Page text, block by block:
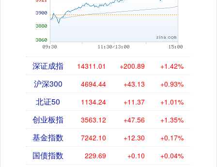
深证成指 14311.01 +200.89 +1.42%
沪深300 4694.44 +43.13 +0.93%
北证50 1134.24 +11.37 +1.01%
创业板指 3563.12 +47.56 +1.35%
基金指数 7242.10 +12.30 +0.17%
国债指数 229.69 +0.10 +0.04%